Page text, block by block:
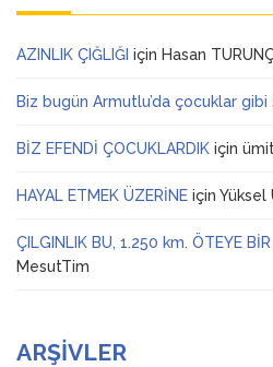
AZINLIK ÇIĞLIĞI için Hasan
Biz bugün Armutlu’da çocuklar gibi
BİZ EFENDİ ÇOCUKLARDIK için
HAYAL ETMEK ÜZERİNE için Yüksel
ÇILGINLIK BU, 1.250 km. ÖTEYE
MesutTim
ARŞIVLER